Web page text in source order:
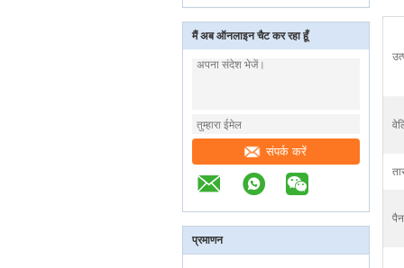
मैं अब ऑनलाइन चैट कर रहा हूँ
संपर्क करें
प्रमाणन